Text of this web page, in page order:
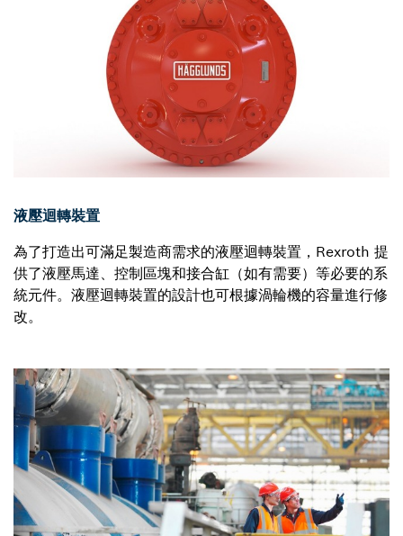
液壓迴轉裝置
為了打造出可滿足製造商需求的液壓迴轉裝置，Rexroth 提
供了液壓馬達、控制區塊和接合缸（如有需要）等必要的系
統元件。液壓迴轉裝置的設計也可根據渦輪機的容量進行修
改。